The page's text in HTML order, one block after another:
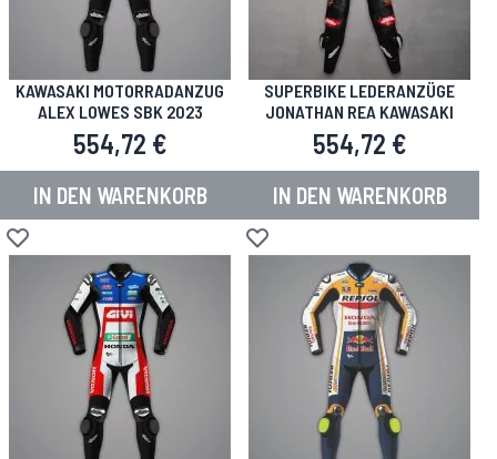
KAWASAKI MOTORRADANZUG
ALEX LOWES SBK 2023
554,72 €
IN DEN WARENKORB
Zur Wunschliste hinzufügen
SUPERBIKE LEDERANZÜGE
JONATHAN REA KAWASAKI
554,72 €
IN DEN WARENKORB
Zur Wunschliste hinzufügen